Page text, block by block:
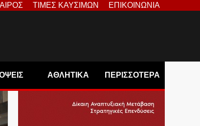
ΤΙΜΕΣ ΚΑΥΣΙΜΩΝ ΕΠΙΚΟΙΝΩΝΙΑ
ΑΘΛΗΤΙΚΑ ΠΕΡΙΣΣΟΤΕΡΑ